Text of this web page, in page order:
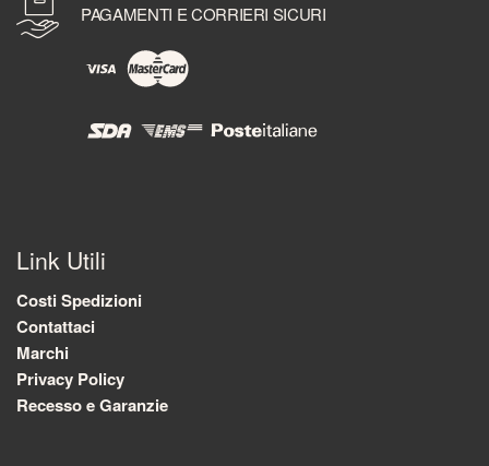
PAGAMENTI E CORRIERI SICURI
Link Utili
Costi Spedizioni
Contattaci
Marchi
Privacy Policy
Recesso e Garanzie